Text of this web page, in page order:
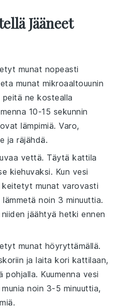
Jääneet
munat nopeasti
munat mikroaaltouunin
ne kostealla
10-15 sekunnin
lämpimiä. Varo,
ja räjähdä.
vettä. Täytä kattila
kiehuvaksi. Kun vesi
munat varovasti
noin 3 minuuttia.
jäähtyä hetki ennen
munat höyryttämällä.
ja laita kori kattilaan,
Kuumenna vesi
noin 3-5 minuuttia,